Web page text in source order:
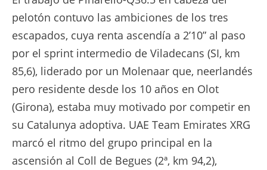
pelotón contuvo las ambiciones de los tres
escapados, cuya renta ascendía a 2’10” al paso
por el sprint intermedio de Viladecans (SI, km
85,6), liderado por un Molenaar que, neerlandés
pero residente desde los 10 años en Olot
(Girona), estaba muy motivado por competir en
su Catalunya adoptiva. UAE Team Emirates XRG
marcó el ritmo del grupo principal en la
ascensión al Coll de Begues (2ª, km 94,2),